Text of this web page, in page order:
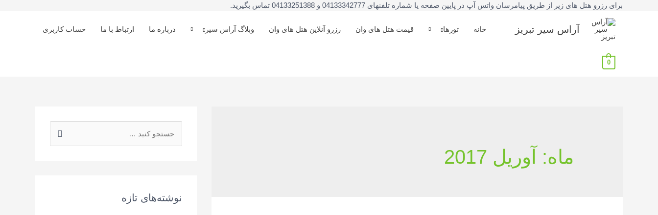
برای رزرو هتل های زیر از طریق پیامرسان واتس آپ در پایین صفحه یا شماره تلفنهای 04133342777 و 04133251388 تماس بگیرید.
آراس سیر تبریز خانه تورها قیمت هتل های وان رزرو آنلاین هتل های وان وبلاگ آراس سیر درباره ما ارتباط با ما حساب کاربری
0
ماه: آوریل 2017
نوشته‌های تازه